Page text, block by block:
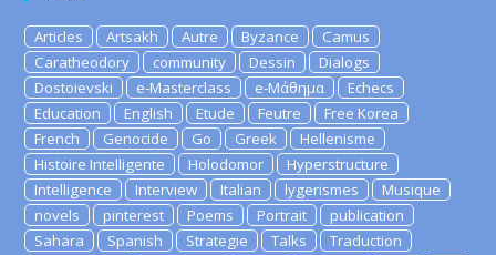
Articles Artsakh Autre Byzance
Camus
Caratheodory
community Dessin
Dialogs
Dostoievski
e-Masterclass e-Μάθημα
Echecs
Education
English Etude Feutre
Free Korea
French
Genocide Go Greek
Hellenisme
Histoire Intelligente
Holodomor
Hyperstructure
Intelligence
Interview Italian lygerismes
Musique
novels
pinterest Poems Portrait
publication
Sahara
Spanish Strategie Talks
Traduction